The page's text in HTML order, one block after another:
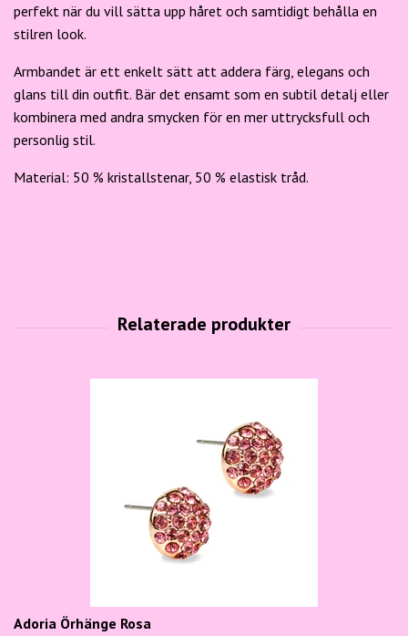
perfekt när du vill sätta upp håret och samtidigt behålla en
stilren look.
Armbandet är ett enkelt sätt att addera färg, elegans och
glans till din outfit. Bär det ensamt som en subtil detalj eller
kombinera med andra smycken för en mer uttrycksfull och
personlig stil.
Material: 50 % kristallstenar, 50 % elastisk tråd.
Adoria Örhänge Rosa